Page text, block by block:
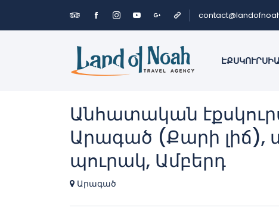
Անհատական
Արագած (Քարի լիճ),
պուրակ, Ամբերդ
Արագած